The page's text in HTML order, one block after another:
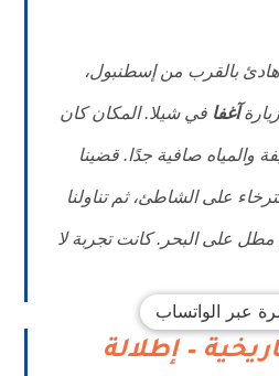
بالقرب من إسطنبول،
آغفا في شيلا. المكان كان
والمياه صافية جدًا. قضينا
على الشاطئ، ثم تناولنا
على البحر. كانت تجربة لا
– إطلالة
عبر الواتساب